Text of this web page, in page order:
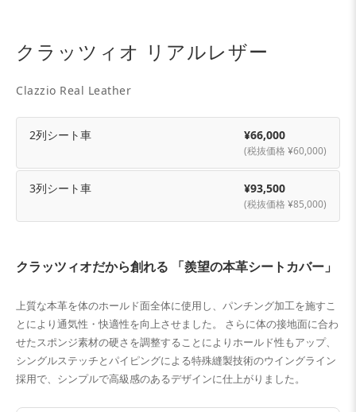
クラッツィオ リアルレザー
Clazzio Real Leather
2列シート車 ¥66,000
(税抜価格 ¥60,000)
3列シート車 ¥93,500
(税抜価格 ¥85,000)
クラッツィオだから創れる 「羨望の本革シートカバー」
上質な本革を体のホールド面全体に使用し、パンチング加工を施すこ
とにより通気性・快適性を向上させました。 さらに体の接地面に合わ
せたスポンジ素材の硬さを調整することによりホールド性もアップ、
シングルステッチとパイピングによる特殊縫製技術のウイングライン
採用で、シンプルで高級感のあるデザインに仕上がりました。